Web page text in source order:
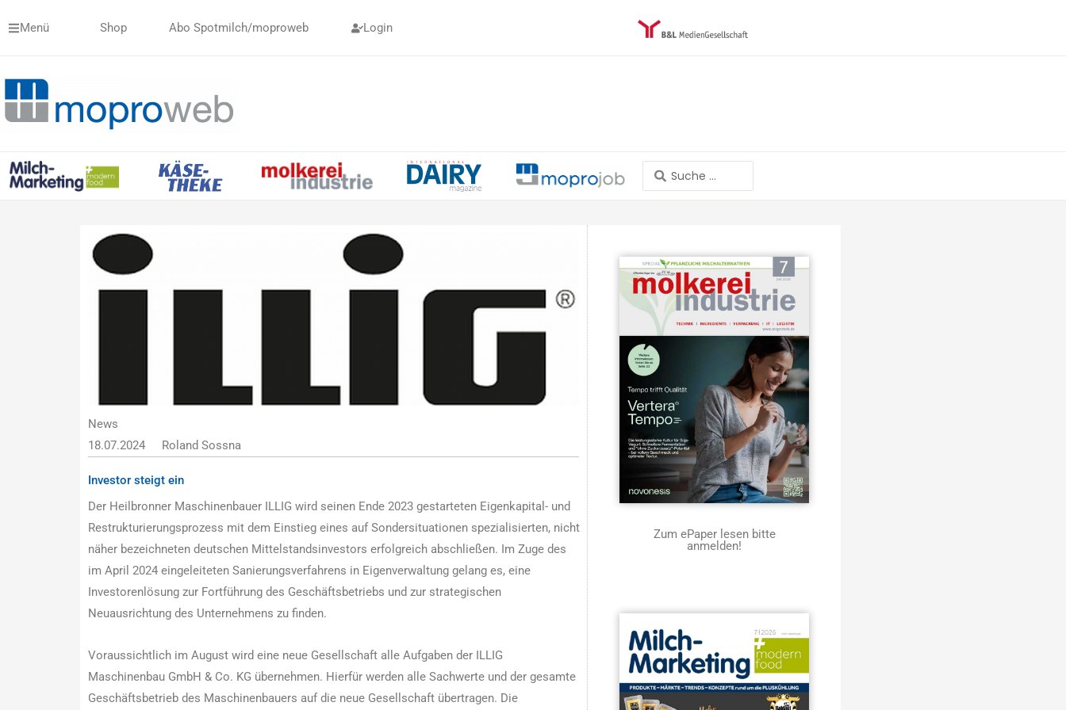
InhaltMenü Shop Abo Spotmilch/moproweb Login
Search
...
News
18.07.2024
Roland Sossna
Investor steigt ein
Der Heilbronner Maschinenbauer ILLIG wird seinen Ende 2023 gestarteten Eigenkapital- und
Restrukturierungsprozess mit dem Einstieg eines auf Sondersituationen spezialisierten, nicht
näher bezeichneten deutschen Mittelstandsinvestors erfolgreich abschließen. Im Zuge des
im April 2024 eingeleiteten Sanierungsverfahrens in Eigenverwaltung gelang es, eine
Investorenlösung zur Fortführung des Geschäftsbetriebs und zur strategischen
Neuausrichtung des Unternehmens zu finden.
Voraussichtlich im August wird eine neue Gesellschaft alle Aufgaben der ILLIG
Maschinenbau GmbH & Co. KG übernehmen. Hierfür werden alle Sachwerte und der gesamte
Geschäftsbetrieb des Maschinenbauers auf die neue Gesellschaft übertragen. Die
Zum ePaper lesen bitte
anmelden!